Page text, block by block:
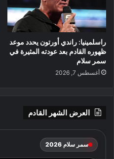
راسلمينيا: راندي أورتون يحدد موعد
ظهوره القادم بعد عودته المثيرة في
سمر سلام
أغسطس 7, 2026
العرض الشهر القادم
سمر سلام 2026